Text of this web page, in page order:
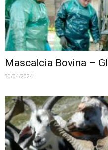
Mascalcia Bovina –
30/04/2024